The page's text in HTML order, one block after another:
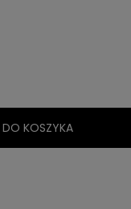
DO KOSZYKA